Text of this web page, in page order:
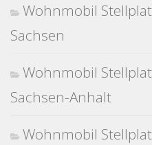
Wohnmobil
Sachsen
Wohnmobil
Sachsen-Anhalt
Wohnmobil